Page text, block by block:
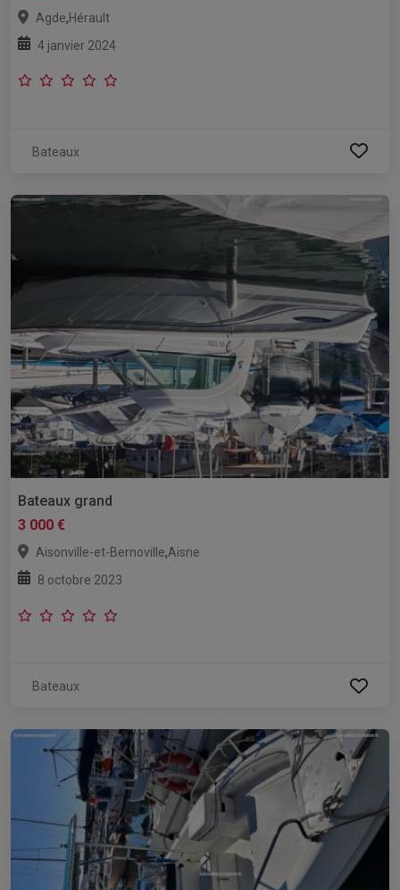
Agde,Hérault
4 janvier 2024
Bateaux
Bateaux grand
3 000 €
Aisonville-et-Bernoville,Aisne
8 octobre 2023
Bateaux